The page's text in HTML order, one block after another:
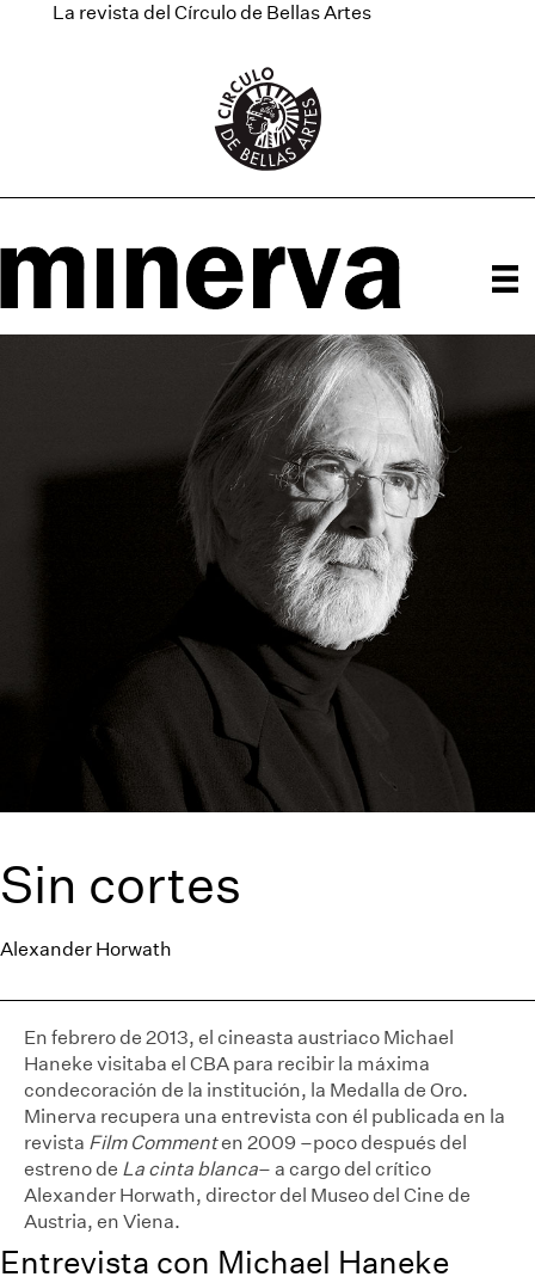
La revista del Círculo de Bellas Artes
Sin cortes
Alexander Horwath
En febrero de 2013, el cineasta austriaco Michael
Haneke visitaba el CBA para recibir la máxima
condecoración de la institución, la Medalla de Oro.
Minerva recupera una entrevista con él publicada en la
revista Film Commenten 2009 –poco después del
estreno de La cinta blanca– a cargo del crítico
Alexander Horwath, director del Museo del Cine de
Austria, en Viena.
Entrevista con Michael Haneke